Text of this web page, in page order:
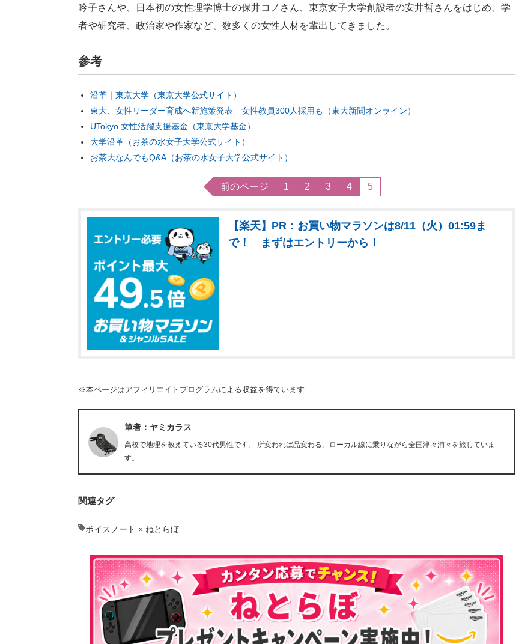
吟子さんや、日本初の女性理学博士の保井コノさん、東京女子大学創設者の安井哲さんをはじめ、学
者や研究者、政治家や作家など、数多くの女性人材を輩出してきました。
参考
沿革｜東京大学（東京大学公式サイト）
東大、女性リーダー育成へ新施策発表 女性教員300人採用も（東大新聞オンライン）
UTokyo 女性活躍支援基金（東京大学基金）
大学沿革（お茶の水女子大学公式サイト）
お茶大なんでもQ&A（お茶の水女子大学公式サイト）
前のページ 1 2 3 4 5
【楽天】PR：お買い物マラソンは8/11（火）01:59ま
で！ まずはエントリーから！
※本ページはアフィリエイトプログラムによる収益を得ています
筆者：ヤミカラス
高校で地理を教えている30代男性です。 所変われば品変わる。ローカル線に乗りながら全国津々浦々を旅していま
す。
関連タグ
ボイスノート × ねとらぼ